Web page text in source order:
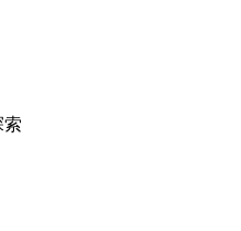
索